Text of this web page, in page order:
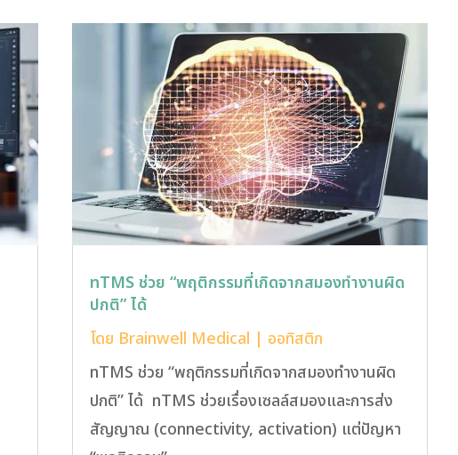
nTMS ช่วย “พฤติกรรมที่เกิดจากสมองทำงานผิด
ปกติ” ได้
โดย Brainwell Medical | ออทิสติก
nTMS ช่วย “พฤติกรรมที่เกิดจากสมองทำงานผิด
ปกติ” ได้ nTMS ช่วยเรื่องเซลล์สมองและการส่ง
สัญญาณ (connectivity, activation) แต่ปัญหา